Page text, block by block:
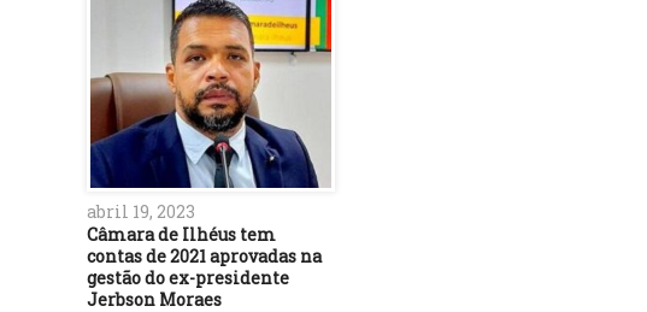
abril 19, 2023
Câmara de Ilhéus tem
contas de 2021 aprovadas na
gestão do ex-presidente
Jerbson Moraes